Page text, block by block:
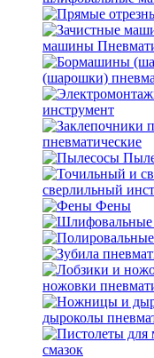
машины
(шарошки)
инструмент
пневматические
сверлильный
Фены
ножовки
дыроколы
смазок